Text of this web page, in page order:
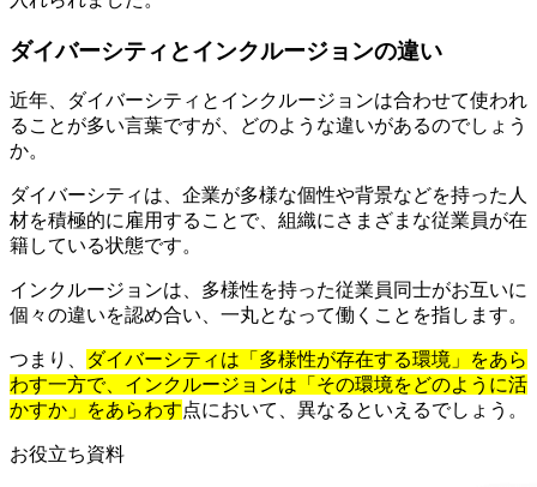
ダイバーシティとインクルージョンの違い
近年、ダイバーシティとインクルージョンは合わせて使われ
ることが多い言葉ですが、どのような違いがあるのでしょう
か。
ダイバーシティは、企業が多様な個性や背景などを持った人
材を積極的に雇用することで、組織にさまざまな従業員が在
籍している状態です。
インクルージョンは、多様性を持った従業員同士がお互いに
個々の違いを認め合い、一丸となって働くことを指します。
つまり、
ダイバーシティは「多様性が存在する環境」をあら
わす一方で、インクルージョンは「その環境をどのように活
かすか」をあらわす点において、異なるといえるでしょう。
お役立ち資料